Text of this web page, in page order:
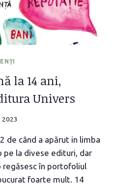
la 14 ani,
Univers
2023
de când a apărut in limba
pe la divese edituri, dar
regăsesc în portofoliul
foarte mult. 14